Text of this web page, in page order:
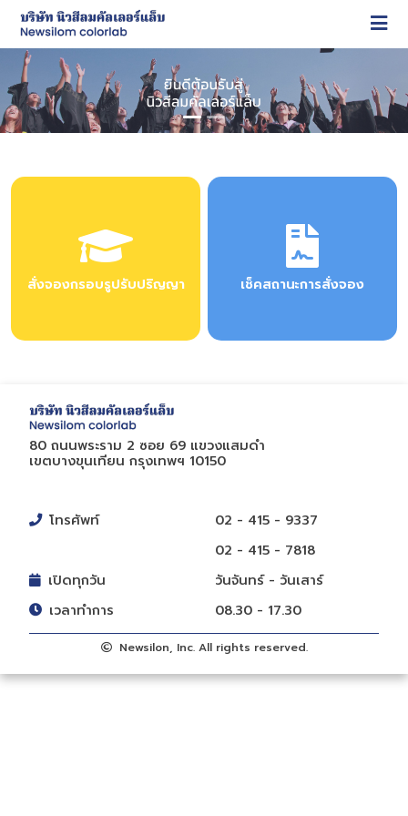
สั่งจองกรอบรูปรับปริญญา เช็คสถานะการสั่งจอง
80 ถนนพระราม 2 ซอย 69 แขวงแสมดำ
เขตบางขุนเทียน กรุงเทพฯ 10150
โทรศัพท์
02 - 415 - 9337
02 - 415 - 7818
เปิดทุกวัน
วันจันทร์ - วันเสาร์
เวลาทำการ
08.30 - 17.30
Newsilon, Inc. All rights reserved.